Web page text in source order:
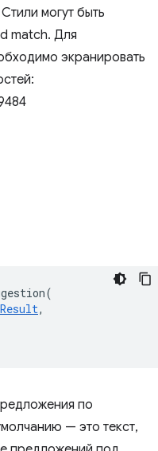
могут быть
match. Для
экранировать
(
,
по
— это текст,